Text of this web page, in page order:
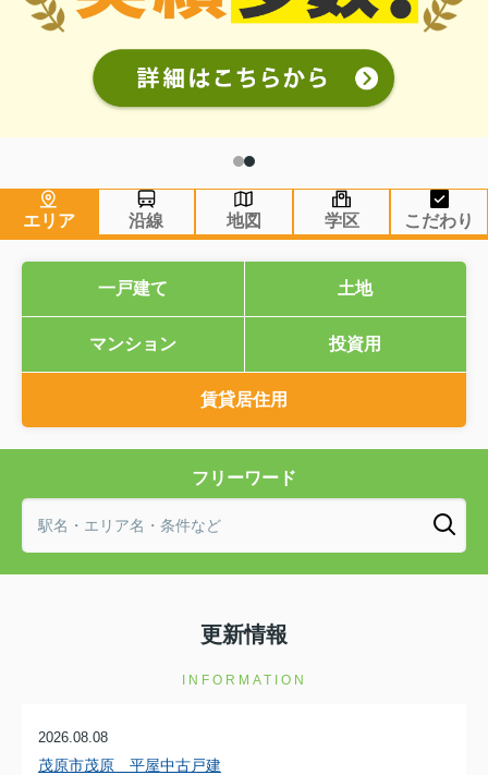
エリア 沿線 地図 学区 こだわり
一戸建て 土地
マンション 投資用
賃貸居住用
フリーワード
更新情報
INFORMATION
2026.08.08
茂原市茂原 平屋中古戸建